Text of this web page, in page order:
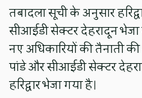
तबादला सूची के अनुसार
सीआईडी सेक्टर देहरादून भेजा
नए अधिकारियों की तैनाती
पांडे और सीआईडी सेक्टर
हरिद्वार भेजा गया है।